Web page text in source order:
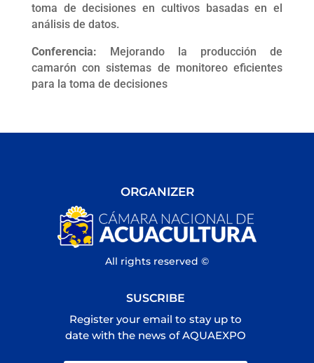
toma de decisiones en cultivos basadas en el
análisis de datos.
Conferencia: Mejorando la producción de
camarón con sistemas de monitoreo eficientes
para la toma de decisiones
ORGANIZER
All rights reserved ©
SUSCRIBE
Register your email to stay up to
date with the news of AQUAEXPO